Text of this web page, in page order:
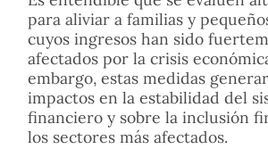
para aliviar a familias y
cuyos ingresos han sido
afectados por la crisis
embargo, estas medidas
impactos en la estabilidad del
financiero y sobre la inclusión
los sectores más afectados.